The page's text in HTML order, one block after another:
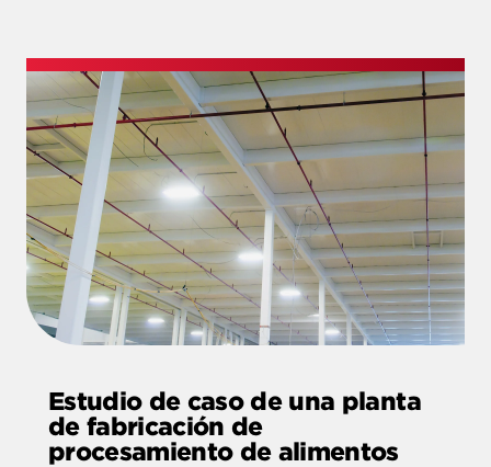
Estudio de caso de una planta
de fabricación de
procesamiento de alimentos